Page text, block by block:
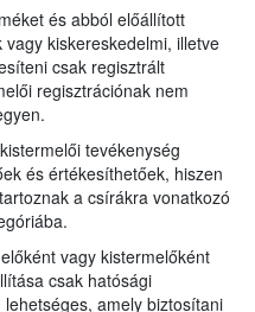
és abból előállított
kiskereskedelmi, illetve
csak regisztrált
regisztrációnak nem
tevékenység
és értékesíthetőek, hiszen
a csírákra vonatkozó
vagy kistermelőként
csak hatósági
amely biztosítani